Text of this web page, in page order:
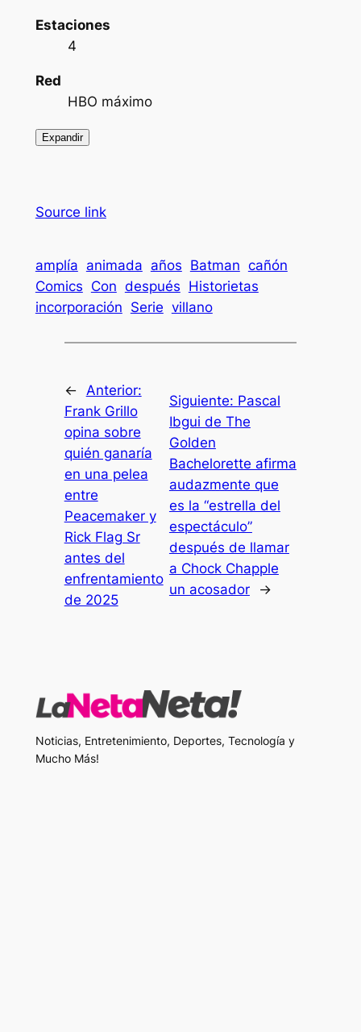
Estaciones
4
Red
HBO máximo
Expandir
Source link
amplía animada años Batman cañón
Comics Con después Historietas
incorporación Serie villano
← Anterior:
Frank Grillo
opina sobre
quién ganaría
en una pelea
entre
Peacemaker y
Rick Flag Sr
antes del
enfrentamiento
de 2025
Siguiente: Pascal
Ibgui de The
Golden
Bachelorette afirma
audazmente que
es la “estrella del
espectáculo”
después de llamar
a Chock Chapple
un acosador
→
Noticias, Entretenimiento, Deportes, Tecnología y
Mucho Más!